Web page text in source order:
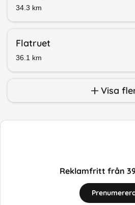
34.3 km
Flatruet
36.1 km
Visa
Reklamfritt från